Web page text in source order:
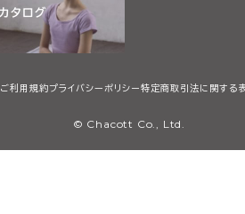
ご利用規約プライバシーポリシー 特定商取引法に関する
© Chacott Co., Ltd.